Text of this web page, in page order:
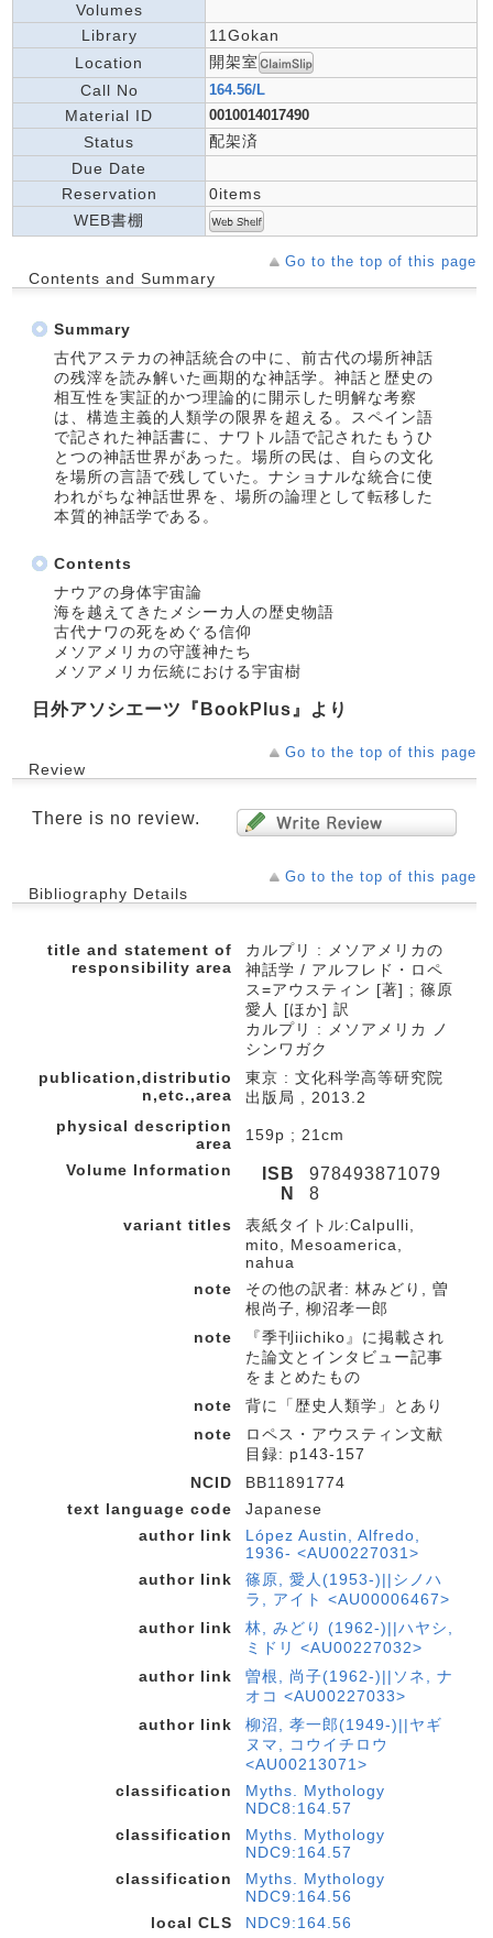
Volumes
Library
11Gokan
Location
開架室
Call No
164.56/L
Material ID 0010014017490
Status
配架済
Due Date
Reservation
0items
WEB書棚
Go to the top of this page
Contents and Summary
Summary
古代アステカの神話統合の中に、前古代の場所神話
の残滓を読み解いた画期的な神話学。神話と歴史の
相互性を実証的かつ理論的に開示した明解な考察
は、構造主義的人類学の限界を超える。スペイン語
で記された神話書に、ナワトル語で記されたもうひ
とつの神話世界があった。場所の民は、自らの文化
を場所の言語で残していた。ナショナルな統合に使
われがちな神話世界を、場所の論理として転移した
本質的神話学である。
Contents
ナウアの身体宇宙論
海を越えてきたメシーカ人の歴史物語
古代ナワの死をめぐる信仰
メソアメリカの守護神たち
メソアメリカ伝統における宇宙樹
日外アソシエーツ『BookPlus』より
Go to the top of this page
Review
There is no review.
Go to the top of this page
Bibliography Details
title and statement of
responsibility area
カルプリ : メソアメリカの
神話学 / アルフレド・ロペ
ス=アウスティン [著] ; 篠原
愛人 [ほか] 訳
カルプリ : メソアメリカ ノ
シンワガク
publication,distributio
n,etc.,area
東京 : 文化科学高等研究院
出版局 , 2013.2
physical description
area
159p ; 21cm
Volume Information
ISB
N
978493871079
8
variant titles
表紙タイトル:Calpulli,
mito, Mesoamerica,
nahua
note
その他の訳者: 林みどり, 曽
根尚子, 柳沼孝一郎
note
『季刊iichiko』に掲載され
た論文とインタビュー記事
をまとめたもの
note
背に「歴史人類学」とあり
note
ロペス・アウスティン文献
目録: p143-157
NCID
BB11891774
text language code
Japanese
author link
López Austin, Alfredo,
1936- <AU00227031>
author link
篠原, 愛人(1953-)||シノハ
ラ, アイト <AU00006467>
author link
林, みどり (1962-)||ハヤシ,
ミドリ <AU00227032>
author link
曽根, 尚子(1962-)||ソネ, ナ
オコ <AU00227033>
author link
柳沼, 孝一郎(1949-)||ヤギ
ヌマ, コウイチロウ
<AU00213071>
classification
Myths. Mythology
NDC8:164.57
classification
Myths. Mythology
NDC9:164.57
classification
Myths. Mythology
NDC9:164.56
local CLS
NDC9:164.56